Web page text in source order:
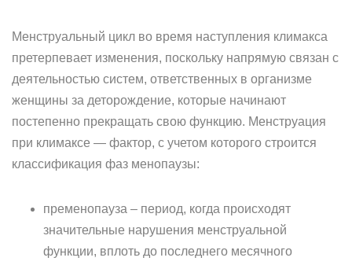
Менструальный цикл во время наступления климакса
претерпевает изменения, поскольку напрямую связан с
деятельностью систем, ответственных в организме
женщины за деторождение, которые начинают
постепенно прекращать свою функцию. Менструация
при климаксе — фактор, с учетом которого строится
классификация фаз менопаузы:
пременопауза – период, когда происходят
значительные нарушения менструальной
функции, вплоть до последнего месячного